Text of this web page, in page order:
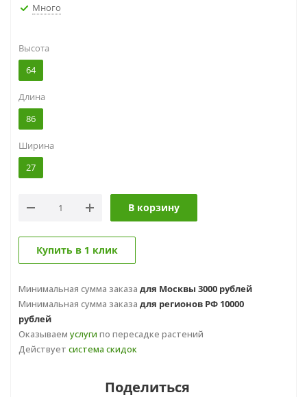
Много
Высота
64
Длина
86
Ширина
27
В корзину
Купить в 1 клик
Минимальная сумма заказа для Москвы 3000 рублей
Минимальная сумма заказа для регионов РФ 10000
рублей
Оказываем услуги по пересадке растений
Действует система скидок
Поделиться